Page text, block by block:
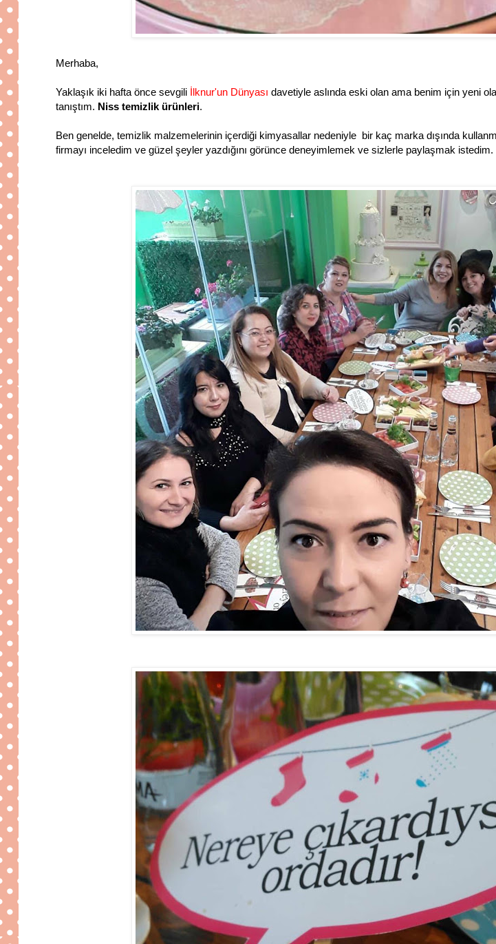
Merhaba,
Yaklaşık iki hafta önce sevgili İlknur'un Dünyası davetiyle aslında eski olan ama benim için yeni
tanıştım. Niss temizlik ürünleri.
Ben genelde, temizlik malzemelerinin içerdiği kimyasallar nedeniyle bir kaç marka dışında
firmayı inceledim ve güzel şeyler yazdığını görünce deneyimlemek ve sizlerle paylaşmak istedim.